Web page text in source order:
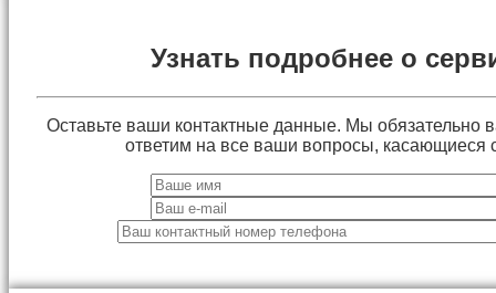
Узнать подробнее о
Оставьте ваши контактные данные. Мы обязательно
ответим на все ваши вопросы, касающиеся